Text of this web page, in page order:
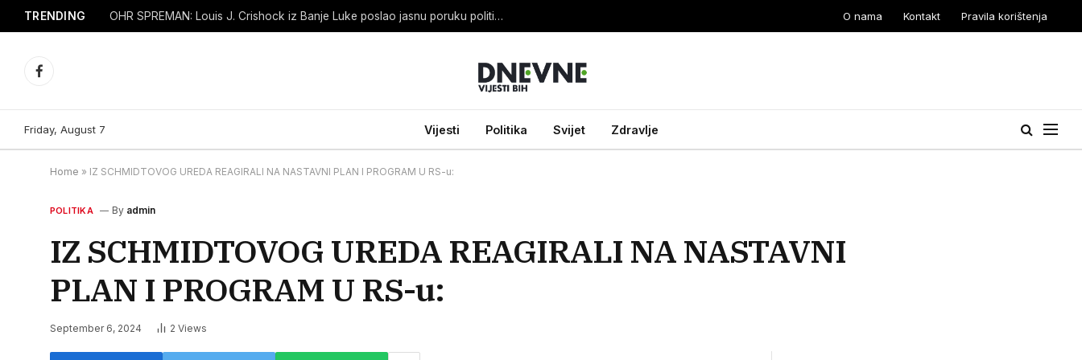
TRENDING OHR SPREMAN: Louis J. Crishock iz Banje Luke poslao jasnu poruku političarima O nama Kontakt Pravila korištenja
Facebook
Friday, August 7 Vijesti Politika Svijet Zdravlje
Home » IZ SCHMIDTOVOG UREDA REAGIRALI NA NASTAVNI PLAN I PROGRAM U RS-u:
POLITIKA By admin
IZ SCHMIDTOVOG UREDA REAGIRALI NA NASTAVNI
PLAN I PROGRAM U RS-u:
September 6, 2024 2 Views